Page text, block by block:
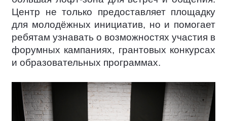
Центр не только предоставляет площадку
для молодёжных инициатив, но и помогает
ребятам узнавать о возможностях участия в
форумных кампаниях, грантовых конкурсах
и образовательных программах.